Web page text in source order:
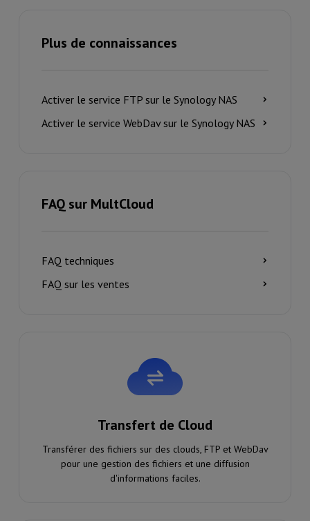
Plus de connaissances
Activer le service FTP sur le Synology NAS
Activer le service WebDav sur le Synology NAS
FAQ sur MultCloud
FAQ techniques
FAQ sur les ventes
Transfert de Cloud
Transférer des fichiers sur des clouds, FTP et WebDav
pour une gestion des fichiers et une diffusion
d'informations faciles.